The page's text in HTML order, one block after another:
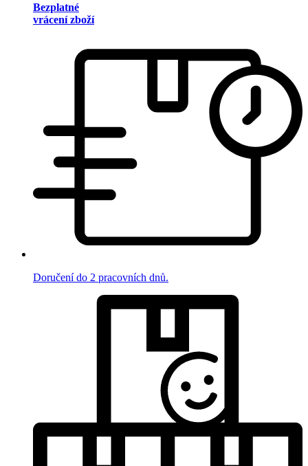
Bezplatné
vrácení zboží
Doručení do 2 pracovních dnů.